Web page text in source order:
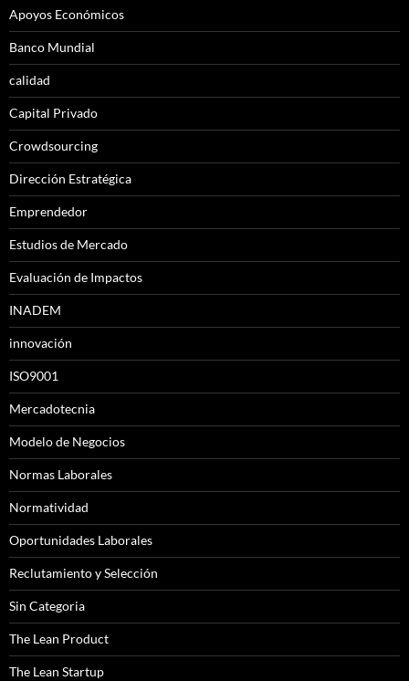
Apoyos Económicos
Banco Mundial
calidad
Capital Privado
Crowdsourcing
Dirección Estratégica
Emprendedor
Estudios de Mercado
Evaluación de Impactos
INADEM
innovación
ISO9001
Mercadotecnia
Modelo de Negocios
Normas Laborales
Normatividad
Oportunidades Laborales
Reclutamiento y Selección
Sin Categoria
The Lean Product
The Lean Startup